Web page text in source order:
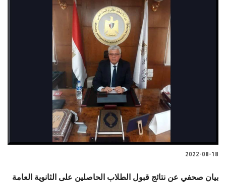
2022-08-18
بيان صحفي عن نتائج قبول الطلاب الحاصلين على الثانوية العامة